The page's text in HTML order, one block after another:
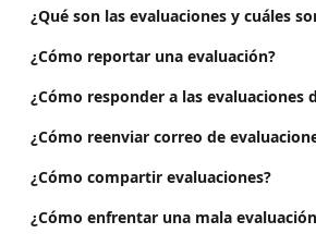
¿Cómo reportar una evaluación?
¿Cómo reenviar correo de
¿Cómo compartir evaluaciones?